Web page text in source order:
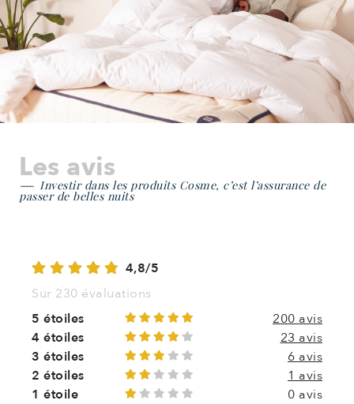
Les avis
Investir dans les produits Cosme, c’est l’assurance de
passer de belles nuits
4,8/5
Sur 230 évaluations
5 étoiles
200 avis
4 étoiles
23 avis
3 étoiles
6 avis
2 étoiles
1 avis
1 étoile
0 avis